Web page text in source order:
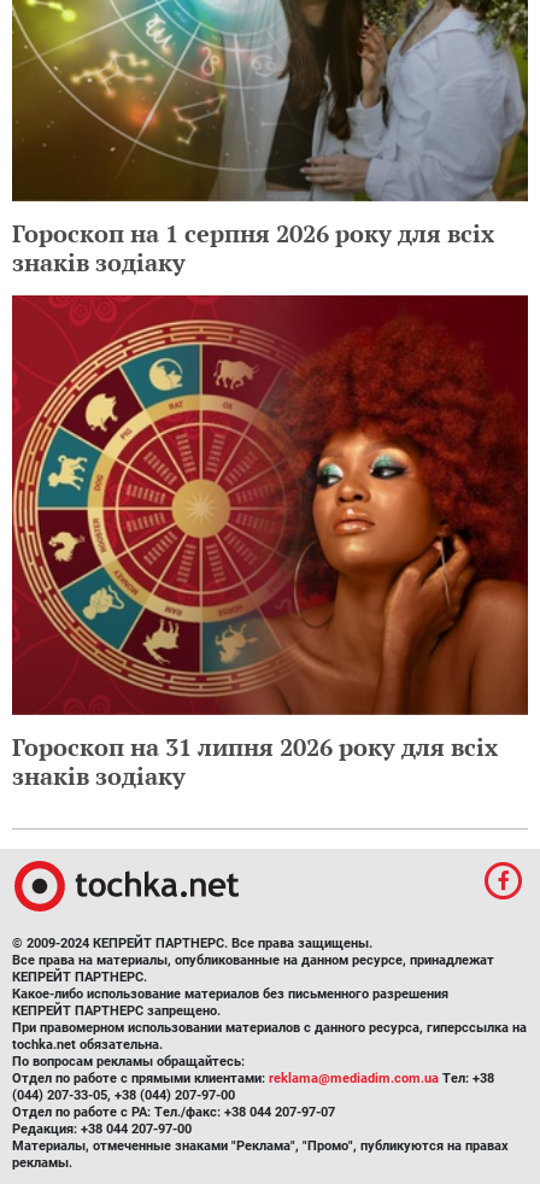
Гороскоп на 1 серпня 2026 року для всіх
знаків зодіаку
Гороскоп на 31 липня 2026 року для всіх
знаків зодіаку
© 2009-2024 КЕПРЕЙТ ПАРТНЕРС. Все права защищены.
Все права на материалы, опубликованные на данном ресурсе, принадлежат
КЕПРЕЙТ ПАРТНЕРС.
Какое-либо использование материалов без письменного разрешения
КЕПРЕЙТ ПАРТНЕРС запрещено.
При правомерном использовании материалов с данного ресурса, гиперссылка на
tochka.net обязательна.
По вопросам рекламы обращайтесь:
Отдел по работе с прямыми клиентами: reklama@mediadim.com.ua Тел: +38
(044) 207-33-05, +38 (044) 207-97-00
Отдел по работе с РА: Тел./факс: +38 044 207-97-07
Редакция: +38 044 207-97-00
Материалы, отмеченные знаками "Реклама", "Промо", публикуются на правах
рекламы.